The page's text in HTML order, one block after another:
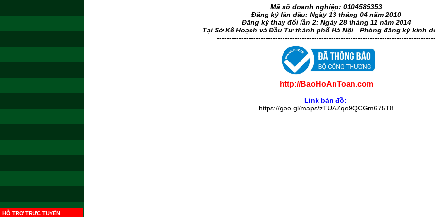
HỖ TRỢ TRỰC TUYẾN
Mã số doanh nghiệp: 0104585353
Đăng ký lần đầu: Ngày 13 tháng 04 năm 2010
Đăng ký thay đổi lần 2: Ngày 28 tháng 11 năm 2014
Tại Sở Kế Hoạch và Đầu Tư thành phố Hà Nội - Phòng đăng ký kinh
------------------------------------------------------------------------------------------
http://BaoHoAnToan.com
Link bản đồ:
https://goo.gl/maps/zTUAZqe9QCGm675T8